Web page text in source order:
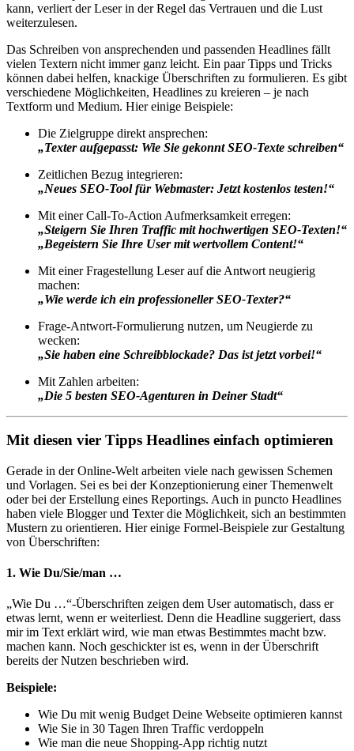
kann, verliert der Leser in der Regel das Vertrauen und die Lust
weiterzulesen.
Das Schreiben von ansprechenden und passenden Headlines fällt
vielen Textern nicht immer ganz leicht. Ein paar Tipps und Tricks
können dabei helfen, knackige Überschriften zu formulieren. Es gibt
verschiedene Möglichkeiten, Headlines zu kreieren – je nach
Textform und Medium. Hier einige Beispiele:
Die Zielgruppe direkt ansprechen:
„Texter aufgepasst: Wie Sie gekonnt SEO-Texte schreiben“
Zeitlichen Bezug integrieren:
„Neues SEO-Tool für Webmaster: Jetzt kostenlos testen!“
Mit einer Call-To-Action Aufmerksamkeit erregen:
„Steigern Sie Ihren Traffic mit hochwertigen SEO-Texten!“
„Begeistern Sie Ihre User mit wertvollem Content!“
Mit einer Fragestellung Leser auf die Antwort neugierig
machen:
„Wie werde ich ein professioneller SEO-Texter?“
Frage-Antwort-Formulierung nutzen, um Neugierde zu
wecken:
„Sie haben eine Schreibblockade? Das ist jetzt vorbei!“
Mit Zahlen arbeiten:
„Die 5 besten SEO-Agenturen in Deiner Stadt“
Mit diesen vier Tipps Headlines einfach optimieren
Gerade in der Online-Welt arbeiten viele nach gewissen Schemen
und Vorlagen. Sei es bei der Konzeptionierung einer Themenwelt
oder bei der Erstellung eines Reportings. Auch in puncto Headlines
haben viele Blogger und Texter die Möglichkeit, sich an bestimmten
Mustern zu orientieren. Hier einige Formel-Beispiele zur Gestaltung
von Überschriften:
1. Wie Du/Sie/man …
„Wie Du …“-Überschriften zeigen dem User automatisch, dass er
etwas lernt, wenn er weiterliest. Denn die Headline suggeriert, dass
mir im Text erklärt wird, wie man etwas Bestimmtes macht bzw.
machen kann. Noch geschickter ist es, wenn in der Überschrift
bereits der Nutzen beschrieben wird.
Beispiele:
Wie Du mit wenig Budget Deine Webseite optimieren kannst
Wie Sie in 30 Tagen Ihren Traffic verdoppeln
Wie man die neue Shopping-App richtig nutzt